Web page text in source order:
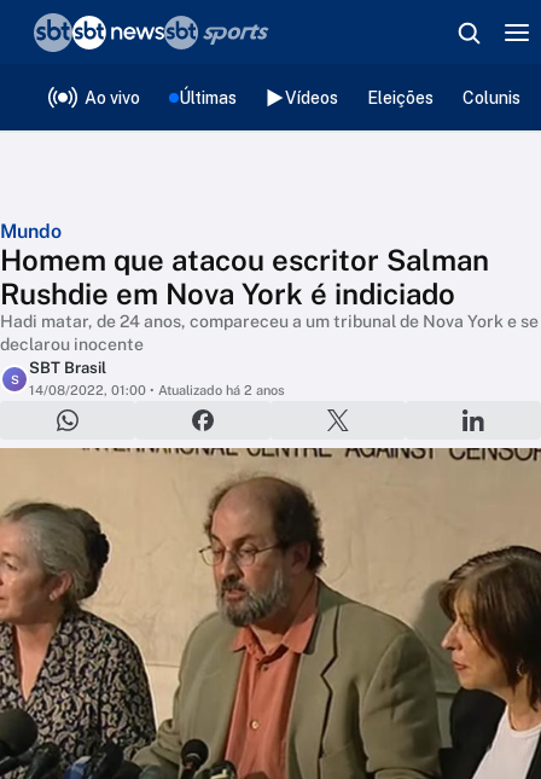
Ao vivo Últimas Vídeos Eleições
Mundo
Homem que atacou escritor Salman
Rushdie em Nova York é indiciado
Hadi matar, de 24 anos, compareceu a um tribunal de Nova York e se
declarou inocente
S
SBT Brasil
14/08/2022, 01:00 • Atualizado há 2 anos
❮voltar
Editorias